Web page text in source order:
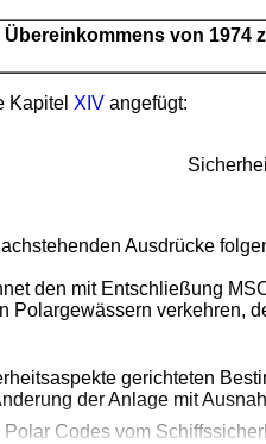
von 1974
Kapitel XIV angefügt:
Ausdrücke
den mit Entschließung
Polargewässern verkehren,
gerichteten
der Anlage mit
Codes vom